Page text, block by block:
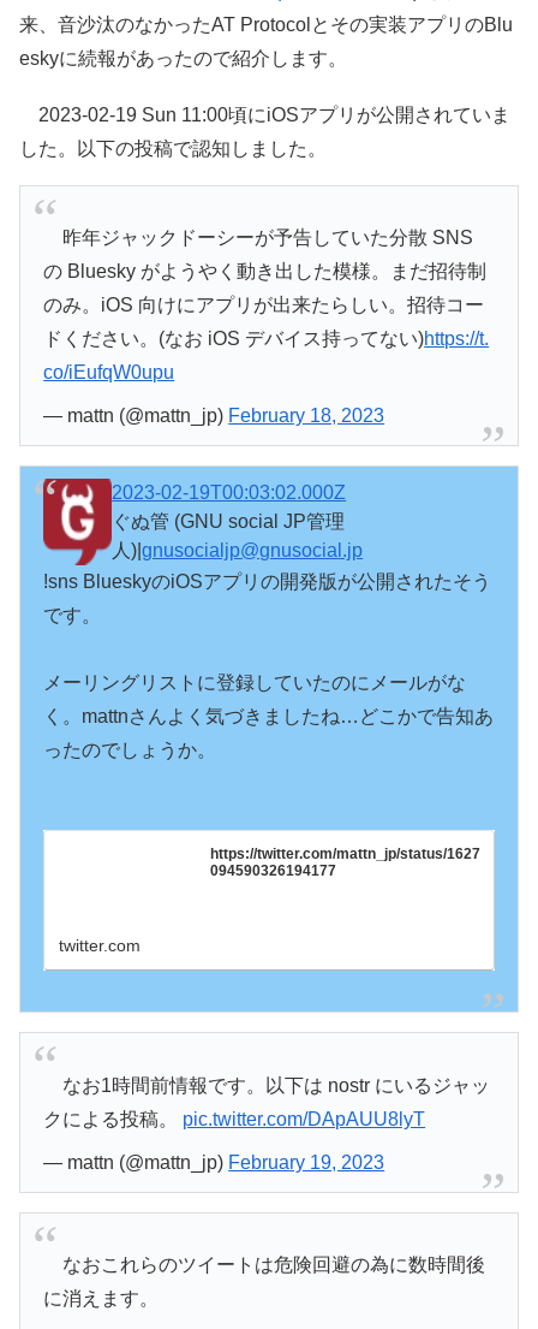
来、音沙汰のなかったAT Protocolとその実装アプリのBlu
eskyに続報があったので紹介します。
2023-02-19 Sun 11:00頃にiOSアプリが公開されていま
した。以下の投稿で認知しました。
昨年ジャックドーシーが予告していた分散 SNS
の Bluesky がようやく動き出した模様。まだ招待制
のみ。iOS 向けにアプリが出来たらしい。招待コー
ドください。(なお iOS デバイス持ってない)https://t.
co/iEufqW0upu
— mattn (@mattn_jp) February 18, 2023
2023-02-19T00:03:02.000Z
ぐぬ管 (GNU social JP管理
人)|gnusocialjp@gnusocial.jp
!sns BlueskyのiOSアプリの開発版が公開されたそう
です。
メーリングリストに登録していたのにメールがな
く。mattnさんよく気づきましたね…どこかで告知あ
ったのでしょうか。
https://twitter.com/mattn_jp/status/1627
094590326194177
twitter.com
なお1時間前情報です。以下は nostr にいるジャッ
クによる投稿。 pic.twitter.com/DApAUU8lyT
— mattn (@mattn_jp) February 19, 2023
なおこれらのツイートは危険回避の為に数時間後
に消えます。